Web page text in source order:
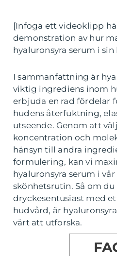
[Infoga ett videoklipp
demonstration av hur
hyaluronsyra serum i
I sammanfattning är
viktig ingrediens inom
erbjuda en rad fördelar
hudens återfuktning,
utseende. Genom att
koncentration och
hänsyn till andra
formulering, kan vi
hyaluronsyra serum i
skönhetsrutin. Så om
dryckesentusiast med
hudvård, är
värt att utforska.